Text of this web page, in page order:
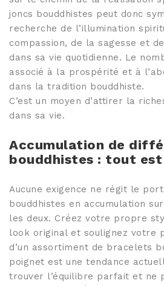
joncs bouddhistes peut donc
recherche de l’illumination
compassion, de la sagesse et
dans sa vie quotidienne. Le
associé à la prospérité et à
dans la tradition bouddhiste.
C’est un moyen d’attirer la
dans sa vie.
Accumulation de
bouddhistes : tout
Aucune exigence ne régit le
bouddhistes en accumulation
les deux. Créez votre propre
look original et soulignez votre
d’un assortiment de bracelets
poignet est une tendance
trouver l’équilibre parfait et ne